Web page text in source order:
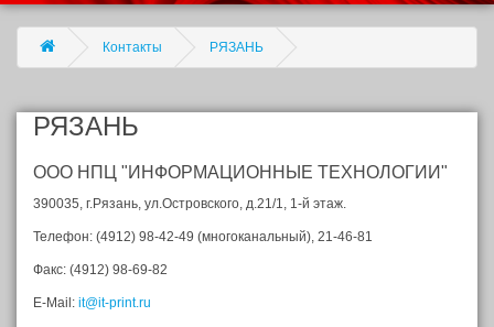
Контакты РЯЗАНЬ
РЯЗАНЬ
OОО НПЦ "ИНФОРМАЦИОННЫЕ ТЕХНОЛОГИИ"
390035, г.Рязань, ул.Островского, д.21/1, 1-й этаж.
Телефон: (4912) 98-42-49 (многоканальный), 21-46-81
Факс: (4912) 98-69-82
E-Mail: it@it-print.ru